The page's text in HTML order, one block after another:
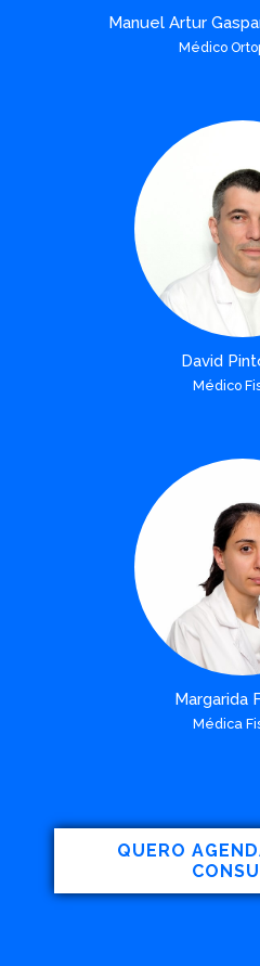
Manuel Artur
Médico
David
Médico
Margarida
Médica
QUERO